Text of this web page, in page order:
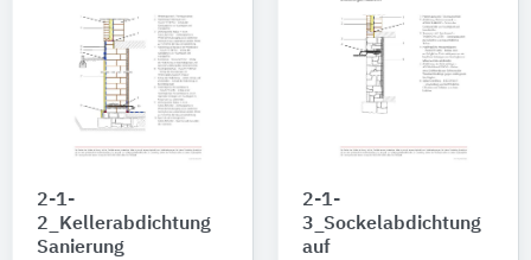
2-1-
2_Kellerabdichtung
Sanierung
2-1-
3_Sockelabdichtung
auf